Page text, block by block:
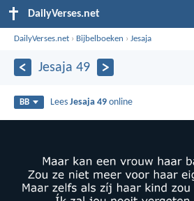
DailyVerses.net
DailyVerses.net › Bijbelboeken ›Jesaja
Jesaja 49
BB LeesJesaja 49 online